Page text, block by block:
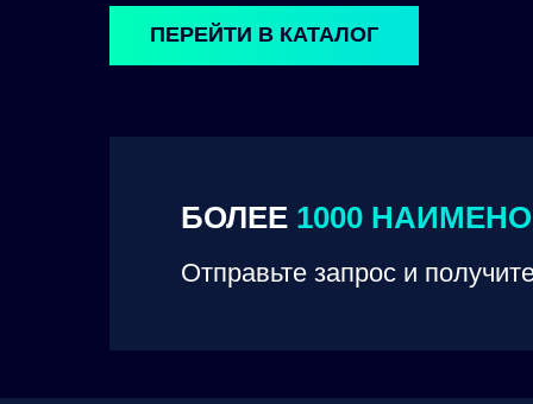
БОЛЕЕ 1000
Отправьте запрос и
ПЕРЕЙТИ В КАТАЛОГ